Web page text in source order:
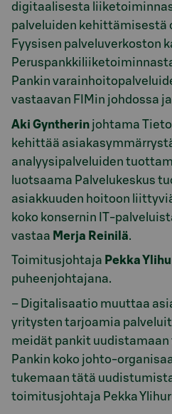
digitaalisesta
palveluiden kehittämisestä
Fyysisen palveluverkoston
Pankin
vastaavan FIMin johdossa
Aki Gyntherin johtama
kehittää
analyysipalveluiden
luotsaama Palvelukeskus
asiakkuuden hoitoon
koko konsernin IT-
vastaa Merja Reinilä.
Toimitusjohtaja Pekka
puheenjohtajana.
– Digitalisaatio muuttaa
yritysten tarjoamia
meidät pankit
Pankin koko johto-
tukemaan tätä
toimitusjohtaja Pekka